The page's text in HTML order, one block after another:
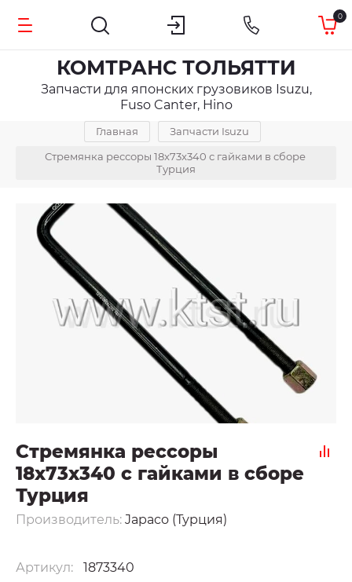
0
КОМТРАНС ТОЛЬЯТТИ
Запчасти для японских грузовиков Isuzu,
Fuso Canter, Hino
Главная
Запчасти Isuzu
Стремянка рессоры 18x73x340 с гайками в сборе
Турция
Стремянка рессоры
18x73x340 с гайками в сборе
Турция
Производитель: Japaco (Турция)
Артикул: 1873340